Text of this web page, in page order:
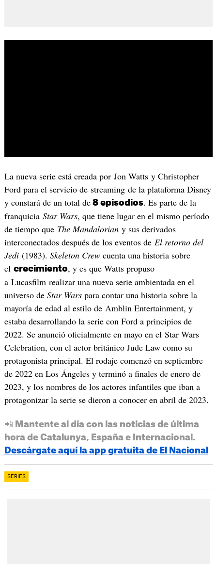
La nueva serie está creada por Jon Watts y Christopher
Ford para el servicio de streaming de la plataforma Disney
y constará de un total de8 episodios. Es parte de la
franquicia Star Wars, que tiene lugar en el mismo período
de tiempo que The Mandaloriany sus derivados
interconectados después de los eventos de El retorno del
Jedi(1983). Skeleton Crew cuenta una historia sobre
el crecimiento, y es que Watts propuso
a Lucasfilm realizar una nueva serie ambientada en el
universo de Star Warspara contar una historia sobre la
mayoría de edad al estilo de Amblin Entertainment, y
estaba desarrollando la serie con Ford a principios de
2022. Se anunció oficialmente en mayo en el Star Wars
Celebration, con el actor británico Jude Law como su
protagonista principal. El rodaje comenzó en septiembre
de 2022 en Los Ángeles y terminó a finales de enero de
2023, y los nombres de los actores infantiles que iban a
protagonizar la serie se dieron a conocer en abril de 2023.​
📲 Mantente al día con las noticias de última
hora de Catalunya, España e Internacional.
Descárgate aquí la app gratuita de El Nacional
SERIES